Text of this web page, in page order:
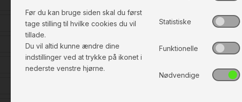
Før du kan bruge siden skal du først
tage stilling til hvilke cookies du vil
tillade.
Du vil altid kunne ændre dine
indstillinger ved at trykke på ikonet i
nederste venstre hjørne.
Statistiske
Funktionelle
Nødvendige